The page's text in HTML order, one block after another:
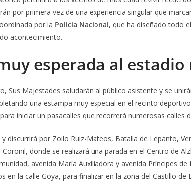
por primera vez de una experiencia singular que
por la Policía Nacional, que ha diseñado todo
acontecimiento.
esperada al
Sus Majestades saludarán al público asistente y se
una estampa muy especial en el recinto
iniciar un pasacalles que recorrerá numerosas calles
discurrirá por Zoilo Ruiz-Mateos, Batalla de Lepanto,
Coronil, donde se realizará una parada en el Centro de
avenida María Auxiliadora y avenida Príncipes de
en la calle Goya, para finalizar en la zona del Castillo de